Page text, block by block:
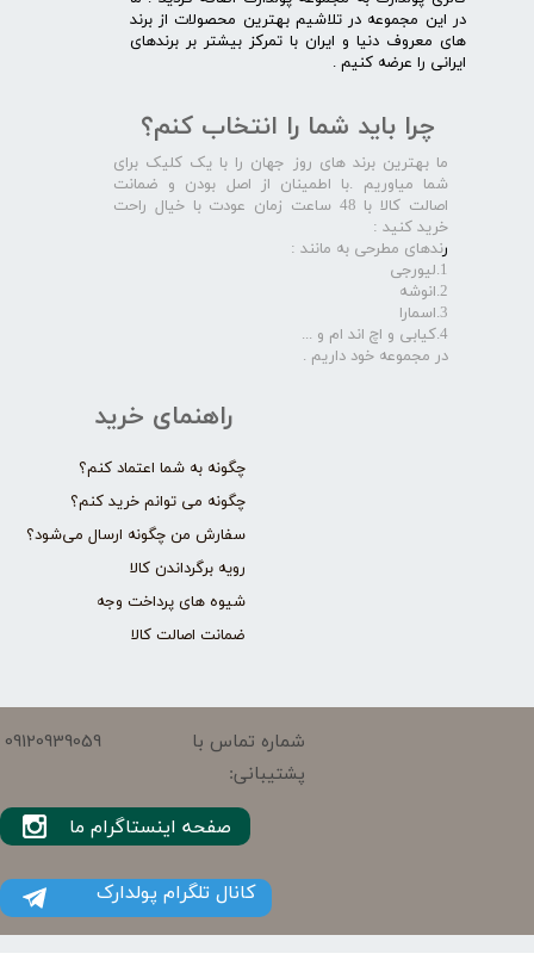
در این مجموعه در تلاشیم بهترین محصولات از برند
های معروف دنیا و ایران با تمرکز بیشتر بر برندهای
ایرانی را عرضه کنیم .​​​​​​​
راهنمای خرید
چگونه به شما اعتماد کنم؟
چگونه می توانم خرید کنم؟
سفارش من چگونه ارسال می‌شود؟
رویه برگرداندن کالا
شیوه های پرداخت وجه
ضمانت اصالت کالا
چرا باید شما را انتخاب کنم؟
ما بهترین برند های روز جهان را با یک کلیک برای
شما میاوریم .با اطمینان از اصل بودن و ضمانت
اصالت کالا با 48 ساعت زمان عودت با خیال راحت
خرید کنید :
رندهای مطرحی به مانند :
1.لیورجی
2.انوشه
3.اسمارا
4.کیابی و اچ اند ام و ...
در مجموعه خود داریم .​​​​​​​
شماره تماس با
پشتیبانی:
09120939059
کانال تلگرام پولدارک
صفحه اینستاگرام ما